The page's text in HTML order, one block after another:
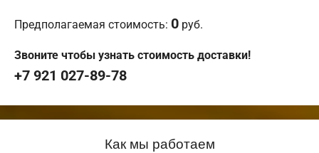
Предполагаемая стоимость: 0 руб.
Звоните чтобы узнать стоимость доставки!
+7 921 027-89-78
Как мы работаем